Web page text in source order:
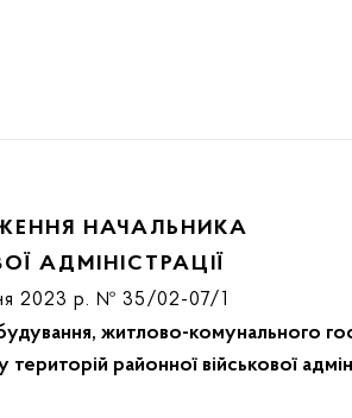
НАЧАЛЬНИКА
АДМІНІСТРАЦІЇ
2023 р. № 35/02-07/1
житлово-комунального
районної військової